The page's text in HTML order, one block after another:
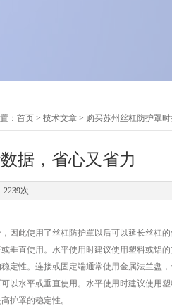
： 首页 > 技术文章 > 购买苏州丝杠防护罩
据，省心又省力
次
因此使用了丝杠防护罩以后可以延长丝杠
垂直使用。水平使用时建议使用塑料或铝
性。连接或固定端通常使用金属法兰盘，
水平或垂直使用。水平使用时建议使用
护罩的稳定性。